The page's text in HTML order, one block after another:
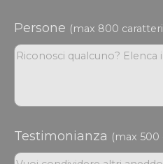
Persone (max 800
Testimonianza (max 500